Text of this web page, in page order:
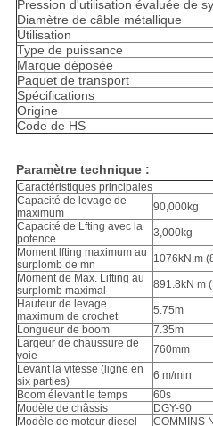
Pression d'utilisation évaluée de
Diamètre de câble métallique
Utilisation
Type de puissance
Marque déposée
Paquet de transport
Spécifications
Origine
Code de HS
Paramètre technique :
Caractéristiques principales
Capacité de levage de
maximum
90,000kg
Capacité de Lfting avec la
potence
3,000kg
Moment lfting maximum au
surplomb de mn
1076kN.m
Moment de Max. Lifting au
surplomb maximal
891.8kN m
Hauteur de levage
maximum de crochet
5.75m
Longueur de boom
7.35m
Largeur de chaussure de
voie
760mm
Levant la vitesse (ligne en
six parties)
6 m/min
Boom élevant le temps
60s
Modèle de châssis
DGY-90
Modèle de moteur diesel
COMMINS